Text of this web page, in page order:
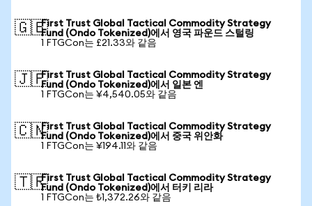
🇬🇧First Trust Global Tactical Commodity Strategy
Fund (Ondo Tokenized)에서 영국 파운드 스털링
1 FTGCon는 £21.33와 같음
🇯🇵First Trust Global Tactical Commodity Strategy
Fund (Ondo Tokenized)에서 일본 엔
1 FTGCon는 ¥4,540.05와 같음
🇨🇳First Trust Global Tactical Commodity Strategy
Fund (Ondo Tokenized)에서 중국 위안화
1 FTGCon는 ¥194.11와 같음
🇹🇷First Trust Global Tactical Commodity Strategy
Fund (Ondo Tokenized)에서 터키 리라
1 FTGCon는 ₺1,372.26와 같음